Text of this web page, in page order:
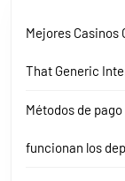
Mejores Casinos
That Generic
Métodos de
funcionan los